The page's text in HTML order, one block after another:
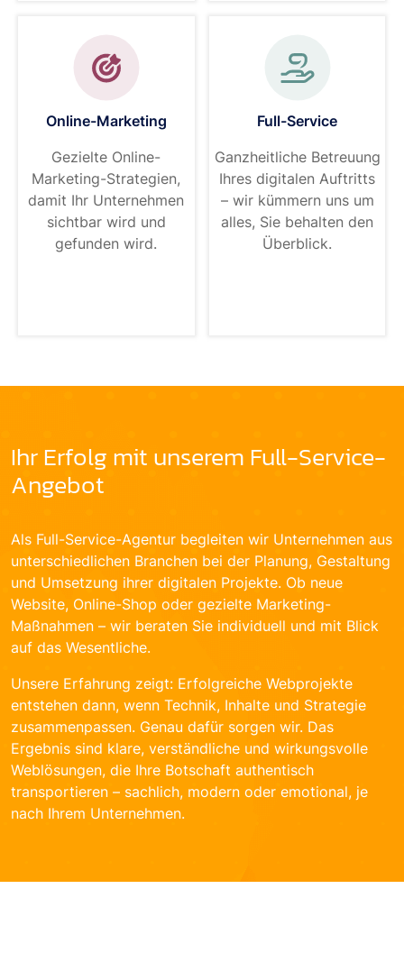
Online-Marketing
Gezielte Online-
Marketing-Strategien,
damit Ihr Unternehmen
sichtbar wird und
gefunden wird.
Full-Service
Ganzheitliche Betreuung
Ihres digitalen Auftritts
– wir kümmern uns um
alles, Sie behalten den
Überblick.
Ihr Erfolg mit unserem Full-Service-
Angebot
Als Full-Service-Agentur begleiten wir Unternehmen aus
unterschiedlichen Branchen bei der Planung, Gestaltung
und Umsetzung ihrer digitalen Projekte. Ob neue
Website, Online-Shop oder gezielte Marketing-
Maßnahmen – wir beraten Sie individuell und mit Blick
auf das Wesentliche.
Unsere Erfahrung zeigt: Erfolgreiche Webprojekte
entstehen dann, wenn Technik, Inhalte und Strategie
zusammenpassen. Genau dafür sorgen wir. Das
Ergebnis sind klare, verständliche und wirkungsvolle
Weblösungen, die Ihre Botschaft authentisch
transportieren – sachlich, modern oder emotional, je
nach Ihrem Unternehmen.